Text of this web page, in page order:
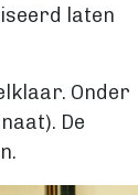
laten
Onder
De